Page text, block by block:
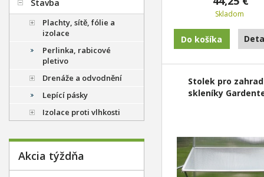
Skladom
Stolek pro
skleníky
Stavba
Plachty, sítě, fólie a
izolace
Perlinka, rabicové
pletivo
Drenáže a odvodnění
Lepící pásky
Izolace proti vlhkosti
Akcia týždňa